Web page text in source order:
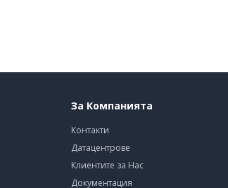
За Компанията
Контакти
Датацентрове
Клиентите за Нас
Документация